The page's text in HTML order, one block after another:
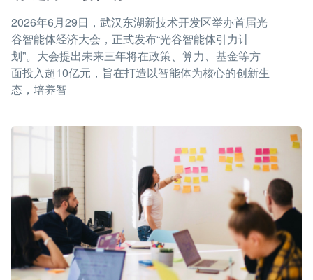
2026年6月29日，武汉东湖新技术开发区举办首届光
谷智能体经济大会，正式发布“光谷智能体引力计
划”。大会提出未来三年将在政策、算力、基金等方
面投入超10亿元，旨在打造以智能体为核心的创新生
态，培养智